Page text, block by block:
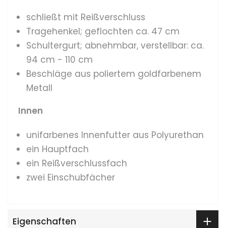
schließt mit Reißverschluss
Tragehenkel; geflochten ca. 47 cm
Schultergurt; abnehmbar, verstellbar: ca.
94 cm - 110 cm
Beschläge aus poliertem goldfarbenem
Metall
Innen
unifarbenes Innenfutter aus Polyurethan
ein Hauptfach
ein Reißverschlussfach
zwei Einschubfächer
Eigenschaften